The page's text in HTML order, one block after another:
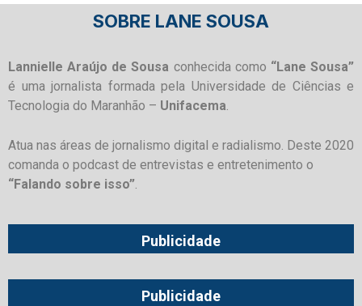
SOBRE LANE SOUSA
Lannielle Araújo de Sousa conhecida como “Lane Sousa”
é uma jornalista formada pela Universidade de Ciências e
Tecnologia do Maranhão – Unifacema.
Atua nas áreas de jornalismo digital e radialismo. Deste 2020
comanda o podcast de entrevistas e entretenimento o
“Falando sobre isso”
Publicidade
Publicidade